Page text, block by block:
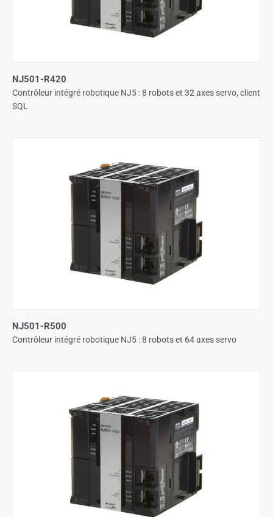
NJ501-R420
Contrôleur intégré robotique NJ5 : 8 robots et 32 axes servo, client
SQL
NJ501-R500
Contrôleur intégré robotique NJ5 : 8 robots et 64 axes servo